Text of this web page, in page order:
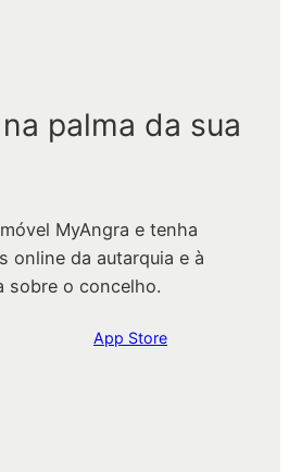
palma da sua
MyAngra e tenha
online da autarquia e à
sobre o concelho.
App Store